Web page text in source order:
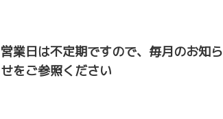
営業日は不定期ですので、毎月のお知ら
せをご参照ください